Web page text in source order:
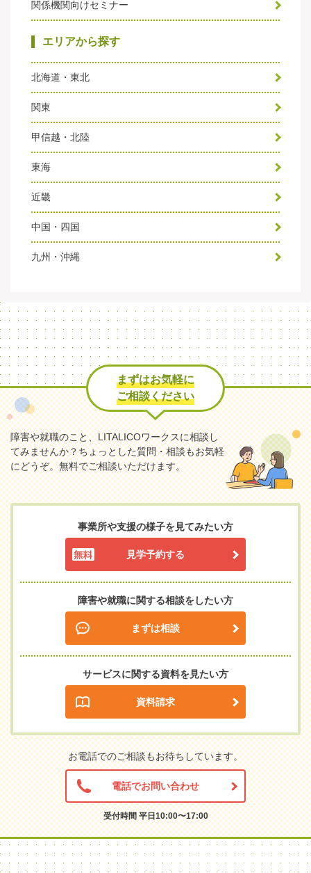
関係機関向けセミナー
エリアから探す
北海道・東北
関東
甲信越・北陸
東海
近畿
中国・四国
九州・沖縄
まずはお気軽に
ご相談ください
障害や就職のこと、LITALICOワークスに相談し
てみませんか？ちょっとした質問・相談もお気軽
にどうぞ。無料でご相談いただけます。
事業所や支援の様子を見てみたい方
見学予約する
障害や就職に関する相談をしたい方
まずは相談
サービスに関する資料を見たい方
資料請求
お電話でのご相談もお待ちしています。
電話でお問い合わせ
受付時間 平日10:00〜17:00